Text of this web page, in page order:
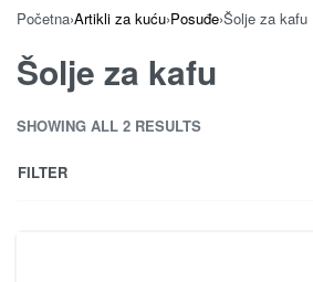
Početna›Artikli za kuću›Posuđe›Šolje za kafu
Šolje za kafu
SHOWING ALL 2 RESULTS
FILTER